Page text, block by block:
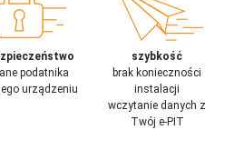
podatnika
urządzeniu
szybkość
brak konieczności
instalacji
wczytanie danych z
Twój e-PIT